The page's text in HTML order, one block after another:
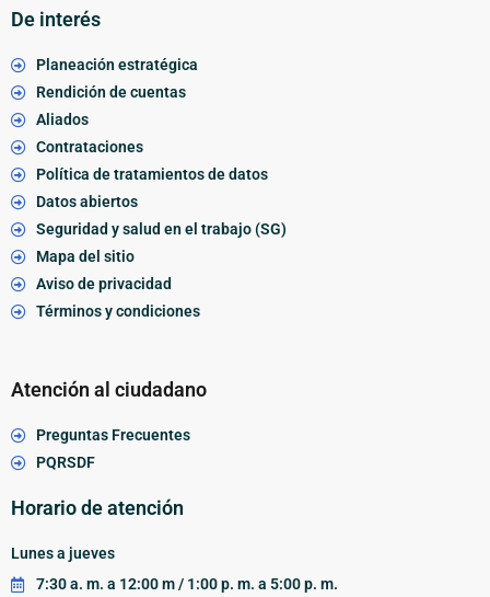
De interés
Planeación estratégica
Rendición de cuentas
Aliados
Contrataciones
Política de tratamientos de datos
Datos abiertos
Seguridad y salud en el trabajo (SG)
Mapa del sitio
Aviso de privacidad
Términos y condiciones
Atención al ciudadano
Preguntas Frecuentes
PQRSDF
Horario de atención
Lunes a jueves
7:30 a. m. a 12:00 m / 1:00 p. m. a 5:00 p. m.